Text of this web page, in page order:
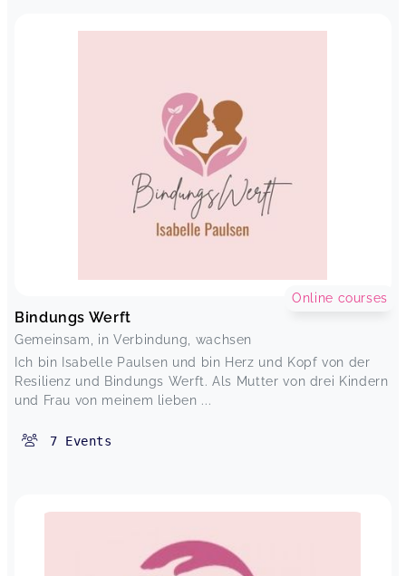
Bindungs Werft
Gemeinsam, in Verbindung, wachsen
Ich bin Isabelle Paulsen und bin Herz und Kopf von der
Resilienz und Bindungs Werft. Als Mutter von drei Kindern
und Frau von meinem lieben ...
Online courses
7 Events